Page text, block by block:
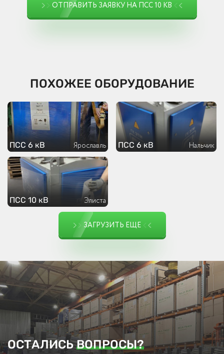
ОТПРАВИТЬ ЗАЯВКУ НА ПСС 10 КВ
ПОХОЖЕЕ ОБОРУДОВАНИЕ
ПСС 6 кВ Ярославль ПСС 6 кВ Нальчик
ПСС 10 кВ Элиста
ЗАГРУЗИТЬ ЕЩЕ
ОСТАЛИСЬВОПРОСЫ?